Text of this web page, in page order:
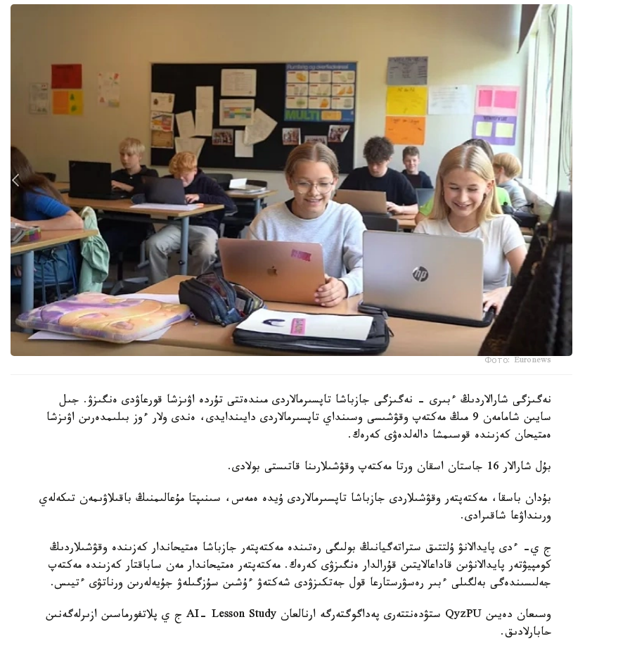
Фото: Euronews
نەگىزگى شارالاردىڭ ءبىرى - نەگىزگى جازباشا تاپسىرمالاردى مىندەتتى تۇردە اۋىزشا قورعاۋدى ەنگىزۋ. جىل
سايىن شامامەن 9 مىڭ مەكتەپ وقۋشىسى وسىنداي تاپسىرمالاردى دايىندايدى، ەندى ولار ءوز بىلىمدەرىن اۋىزشا
ەمتيحان كەزىندە قوسىمشا دالەلدەۋى كەرەك.
بۇل شارالار 16 جاستان اسقان ورتا مەكتەپ وقۋشىلارىنا قاتىستى بولادى.
بۇدان باسقا، مەكتەپتەر وقۋشىلاردى جازباشا تاپسىرمالاردى ۇيدە ەمەس، سىنىپتا مۇعالىمنىڭ باقىلاۋىمەن تىكەلەي
ورىنداۋعا شاقىرادى.
ج ي- ءدى پايدالانۋ ۇلتتىق ستراتەگيانىڭ بولىگى رەتىندە مەكتەپتەر جازباشا ەمتيحاندار كەزىندە وقۋشىلاردىڭ
كومپيۋتەر پايدالانۋىن قاداعالايتىن قۇرالدار ەنگىزۋى كەرەك. مەكتەپتەر ەمتيحاندار مەن ساباقتار كەزىندە مەكتەپ
جەلىسىندەگى بەلگىلى ءبىر رەسۋرستارعا قول جەتكىزۋدى شەكتەۋ ءۇشىن سۇزگىلەۋ جۇيەلەرىن ورناتۋى ءتيىس.
وسىعان دەيىن QyzPU ستۋدەنتتەرى پەداگوگتەرگە ارنالعان AI- Lesson Study ج ي پلاتفورماسىن ازىرلەگەنىن
حابارلادىق.